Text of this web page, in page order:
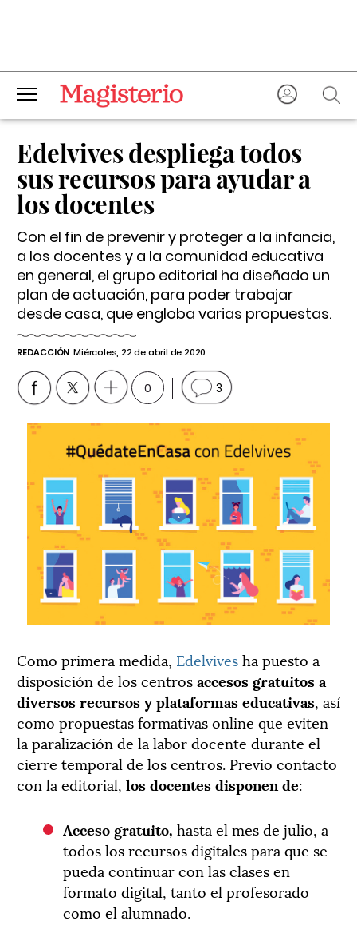
Edelvives despliega todos
sus recursos para ayudar a
los docentes
Con el fin de prevenir y proteger a la infancia,
a los docentes y a la comunidad educativa
en general, el grupo editorial ha diseñado un
plan de actuación, para poder trabajar
desde casa, que engloba varias propuestas.
REDACCIÓN Miércoles, 22 de abril de 2020
0 3
Como primera medida, Edelvivesha puesto a
disposición de los centrosaccesos gratuitos a
diversos recursos y plataformas educativas, así
como propuestas formativas online que eviten
la paralización de la labor docente durante el
cierre temporal de los centros. Previo contacto
con la editorial, los docentes disponen de:
Acceso gratuito,hasta el mes de julio, a
todos los recursos digitales para que se
pueda continuar con las clases en
formato digital, tanto el profesorado
como el alumnado.